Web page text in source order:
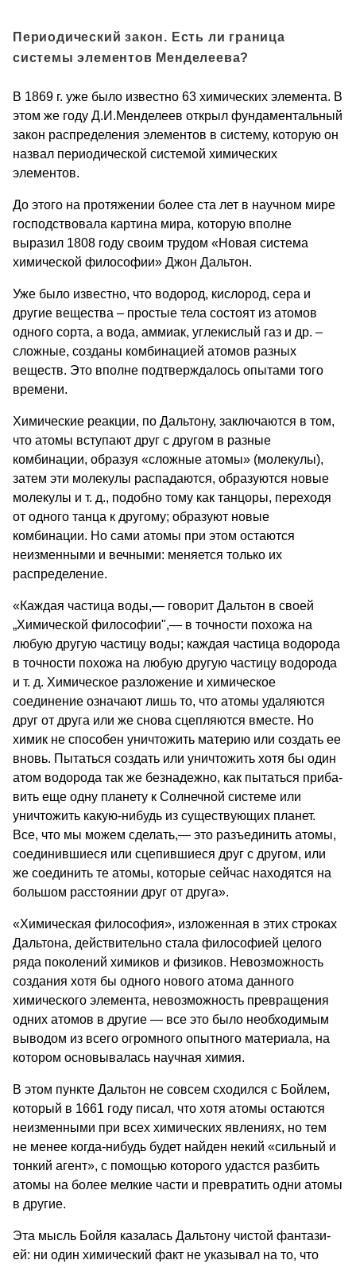
Периодический закон. Есть ли граница
системы элементов Менделеева?
В 1869 г. уже было известно 63 химических элемента. В
этом же году Д.И.Менделеев открыл фундаменталь­ный
закон распределения элементов в систему, которую он
назвал периоди­ческой системой химических
элементов.
До этого на протяжении более ста лет в научном мире
господствовала картина мира, которую вполне
выразил 1808 году своим трудом «Новая система
химической философии» Джон Дальтон.
Уже было известно, что водород, кислород, сера и
другие вещества – простые тела состоят из атомов
одного сорта, а вода, аммиак, углекислый газ и др. –
сложные, созданы комбинацией атомов разных
веществ. Это вполне подтверждалось опытами того
времени.
Химические реакции, по Дальтону, заключаются в том,
что атомы вступают друг с другом в разные
комбинации, образуя «сложные атомы» (молекулы),
затем эти молеку­лы распадаются, образуются новые
молекулы и т. д., по­добно тому как танцоры, переходя
от одного танца к другому; образуют новые
комбинации. Но сами атомы при этом остаются
неизменными и вечными: меняется только их
распределение.
«Каждая частица воды,— гово­рит Дальтон в своей
„Химической философии",— в точ­ности похожа на
любую другую частицу воды; каждая частица водорода
в точности похожа на любую другую частицу водорода
и т. д. Химическое разложение и хи­мическое
соединение означают лишь то, что атомы уда­ляются
друг от друга или же снова сцепляются вместе. Но
химик не способен уничтожить материю или создать ее
вновь. Пытаться создать или уничтожить хотя бы один
атом водорода так же безнадежно, как пытаться приба­
вить еще одну планету к Солнечной системе или
уничто­жить какую-нибудь из существующих планет.
Все, что мы можем сделать,— это разъединить атомы,
соединив­шиеся или сцепившиеся друг с другом, или
же соеди­нить те атомы, которые сейчас находятся на
большом расстоянии друг от друга».
«Химическая философия», изложенная в этих строках
Дальтона, действительно стала философией целого
ряда поколений химиков и физиков. Невозможность
создания хотя бы одного нового атома данного
химического эле­мента, невозможность превращения
одних атомов в дру­гие — все это было необходимым
выводом из всего огром­ного опытного материала, на
котором основывалась науч­ная химия.
В этом пункте Дальтон не совсем сходился с Бойлем,
который в 1661 году писал, что хотя атомы остают­ся
неизменными при всех химических явлениях, но тем
не менее когда-нибудь будет найден некий «сильный и
тонкий агент», с помощью которого удастся разбить
атомы на более мелкие части и превратить одни атомы
в дру­гие.
Эта мысль Бойля казалась Дальтону чистой фантази­
ей: ни один химический факт не указывал на то, что